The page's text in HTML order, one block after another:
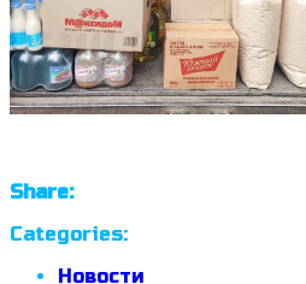
Share:
Categories:
Новости